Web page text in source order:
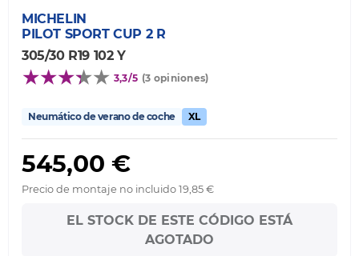
MICHELIN
PILOT SPORT CUP 2 R
305/30 R19 102 Y
3,3/5 (3 opiniones)
Neumático de verano de coche XL
545,00 €
Precio de montaje no incluido 19,85 €
EL STOCK DE ESTE CÓDIGO ESTÁ
AGOTADO